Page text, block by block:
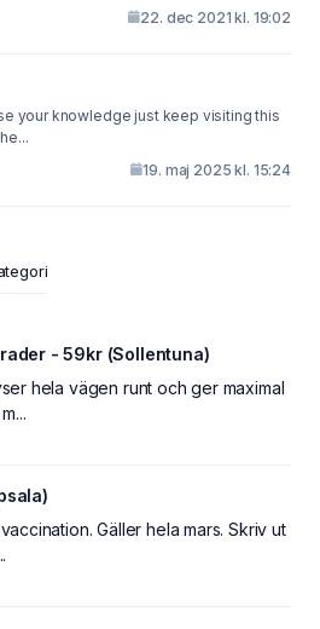
22. dec 2021 kl. 19:02
your knowledge just keep visiting this
19. maj 2025 kl. 15:24
- 59kr (Sollentuna)
hela vägen runt och ger maximal
Gäller hela mars. Skriv ut